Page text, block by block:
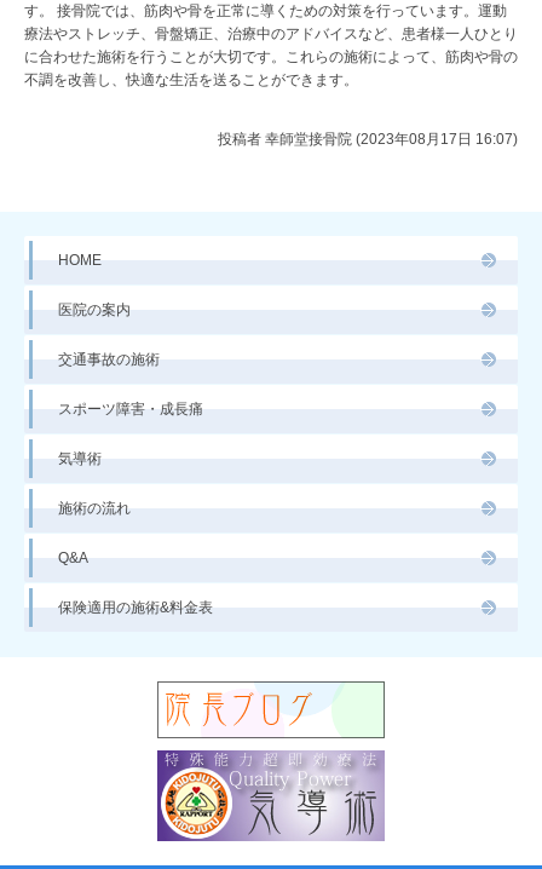
す。 接骨院では、筋肉や骨を正常に導くための対策を行っています。運動
療法やストレッチ、骨盤矯正、治療中のアドバイスなど、患者様一人ひとり
に合わせた施術を行うことが大切です。これらの施術によって、筋肉や骨の
不調を改善し、快適な生活を送ることができます。
投稿者 幸師堂接骨院 (2023年08月17日 16:07)
HOME
医院の案内
交通事故の施術
スポーツ障害・成長痛
気導術
施術の流れ
Q&A
保険適用の施術&料金表